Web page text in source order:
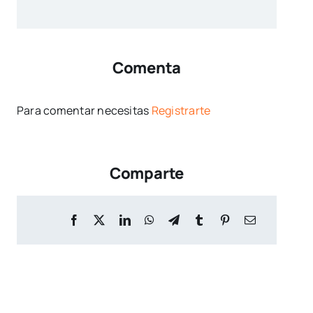
Comenta
Para comentar necesitas Registrarte
Comparte